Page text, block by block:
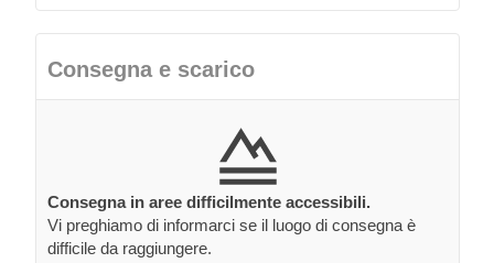
Consegna e scarico
Consegna in aree difficilmente accessibili.
Vi preghiamo di informarci se il luogo di consegna è
difficile da raggiungere.